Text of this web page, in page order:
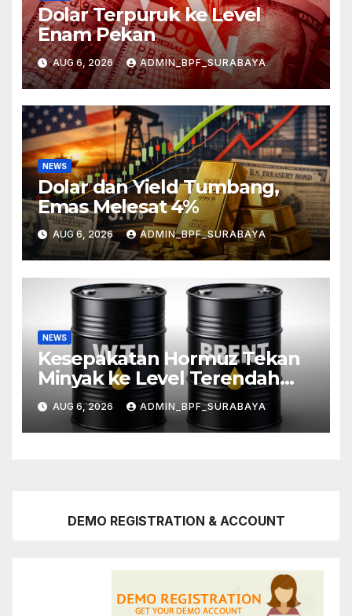
Dolar Terpuruk ke Level
Enam Pekan
AUG 6, 2026 ADMIN_BPF_SURABAYA
NEWS
Dolar dan Yield Tumbang,
Emas Melesat 4%
AUG 6, 2026 ADMIN_BPF_SURABAYA
NEWS
Kesepakatan Hormuz Tekan
Minyak ke Level Terendah
Sebulan
AUG 6, 2026 ADMIN_BPF_SURABAYA
DEMO REGISTRATION & ACCOUNT